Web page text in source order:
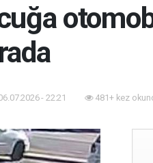
- 22:21 481+ kez